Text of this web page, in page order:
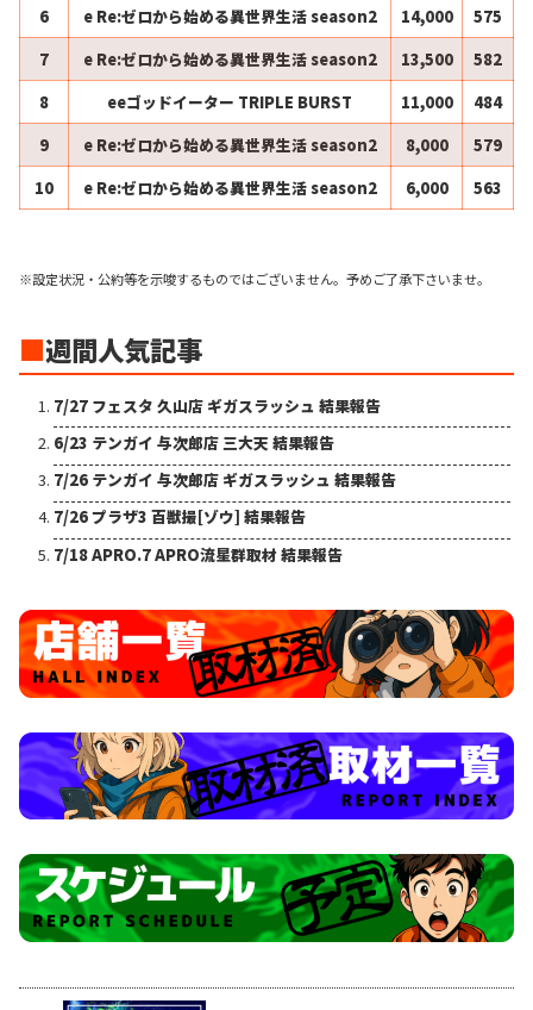
6
e Re:ゼロから始める異世界生活 season2 14,000
575
7
e Re:ゼロから始める異世界生活 season2 13,500
582
8
eeゴッドイーター TRIPLE BURST 11,000
484
9
e Re:ゼロから始める異世界生活 season2 8,000
579
10
e Re:ゼロから始める異世界生活 season2 6,000 563
※設定状況・公約等を示唆するものではございません。予めご了承下さいませ。
■週間人気記事
7/27 フェスタ 久山店 ギガスラッシュ 結果報告
6/23 テンガイ 与次郎店 三大天 結果報告
7/26 テンガイ 与次郎店 ギガスラッシュ 結果報告
7/26 プラザ3 百獣撮[ゾウ] 結果報告
7/18 APRO.7 APRO流星群取材 結果報告